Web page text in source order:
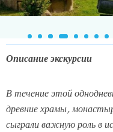
Описание экскурсии
В течение этой
древние храмы,
сыграли важную роль в